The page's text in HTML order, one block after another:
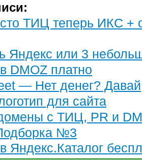
ТИЦ теперь ИКС +
Яндекс или 3
DMOZ платно
— Нет денег?
для сайта
с ТИЦ, PR и
№3
Яндекс.Каталог